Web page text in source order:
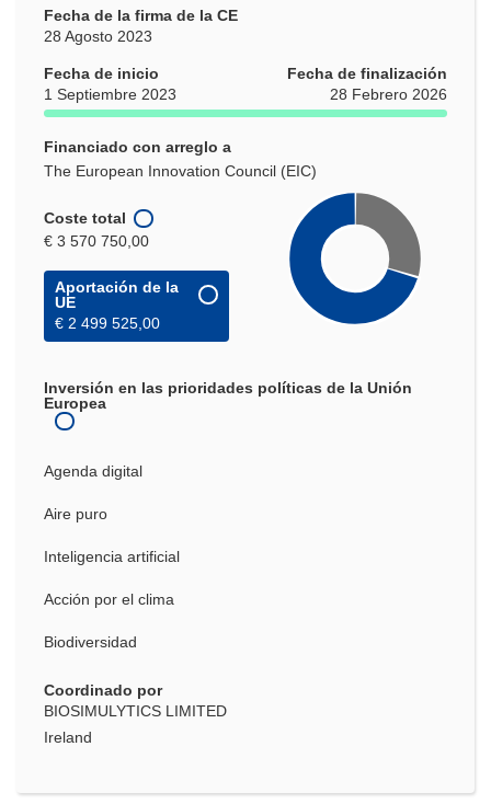
Fecha de la firma de la CE
28 Agosto 2023
Fecha de inicio
1 Septiembre 2023
Fecha de finalización
28 Febrero 2026
Financiado con arreglo a
The European Innovation Council (EIC)
Coste total
€ 3 570 750,00
Aportación de la
UE
€ 2 499 525,00
Inversión en las prioridades políticas de la Unión
Europea
Agenda digital
Aire puro
Inteligencia artificial
Acción por el clima
Biodiversidad
Coordinado por
BIOSIMULYTICS LIMITED
Ireland